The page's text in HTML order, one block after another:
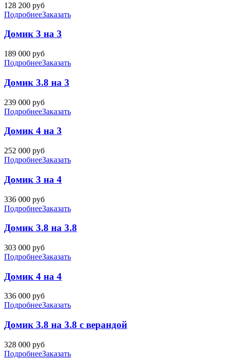
128 200 руб
ПодробнееЗаказать
Домик 3 на 3
189 000 руб
ПодробнееЗаказать
Домик 3.8 на 3
239 000 руб
ПодробнееЗаказать
Домик 4 на 3
252 000 руб
ПодробнееЗаказать
Домик 3 на 4
336 000 руб
ПодробнееЗаказать
Домик 3.8 на 3.8
303 000 руб
ПодробнееЗаказать
Домик 4 на 4
336 000 руб
ПодробнееЗаказать
Домик 3.8 на 3.8 с верандой
328 000 руб
ПодробнееЗаказать